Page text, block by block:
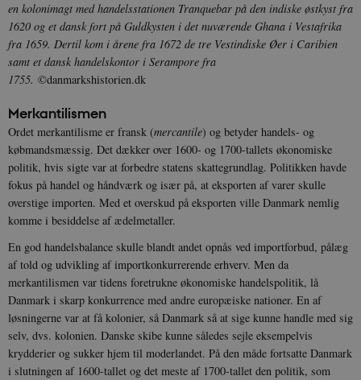
en kolonimagt med handelsstationen Tranquebar på den indiske østkyst fra
1620 og et dansk fort på Guldkysten i det nuværende Ghana i Vestafrika
fra 1659. Dertil kom i årene fra 1672 de tre Vestindiske Øer i Caribien
samt et dansk handelskontor i Serampore fra
1755. ©danmarkshistorien.dk
Merkantilismen
Ordet merkantilisme er fransk (mercantile) og betyder handels- og
købmandsmæssig. Det dækker over 1600- og 1700-tallets økonomiske
politik, hvis sigte var at forbedre statens skattegrundlag. Politikken havde
fokus på handel og håndværk og især på, at eksporten af varer skulle
overstige importen. Med et overskud på eksporten ville Danmark nemlig
komme i besiddelse af ædelmetaller.
En god handelsbalance skulle blandt andet opnås ved importforbud, pålæg
af told og udvikling af importkonkurrerende erhverv. Men da
merkantilismen var tidens foretrukne økonomiske handelspolitik, lå
Danmark i skarp konkurrence med andre europæiske nationer. En af
løsningerne var at få kolonier, så Danmark så at sige kunne handle med sig
selv, dvs. kolonien. Danske skibe kunne således sejle eksempelvis
krydderier og sukker hjem til moderlandet. På den måde fortsatte Danmark
i slutningen af 1600-tallet og det meste af 1700-tallet den politik, som